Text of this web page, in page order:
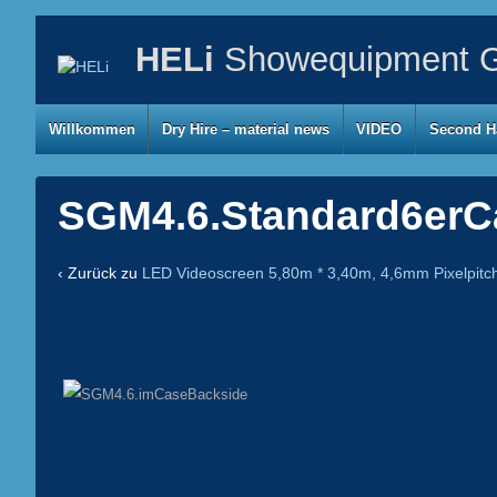
HELi Showequipment
Willkommen Dry Hire – material news VIDEO Second
‹ Zurück zu LED Videoscreen 5,80m * 3,40m, 4,6mm